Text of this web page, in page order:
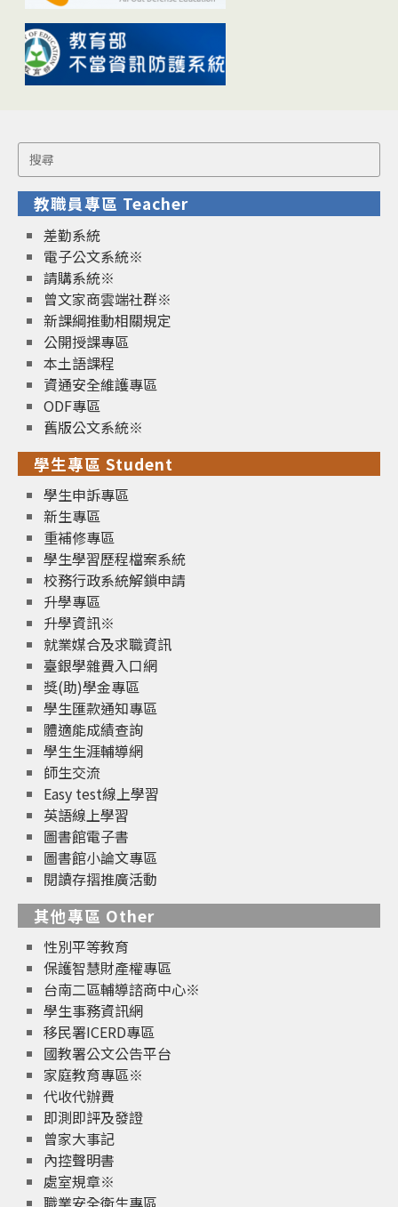
Search
for:
教職員專區 Teacher
差勤系統
電子公文系統※
請購系統※
曾文家商雲端社群※
新課綱推動相關規定
公開授課專區
本土語課程
資通安全維護專區
ODF專區
舊版公文系統※
學生專區 Student
學生申訴專區
新生專區
重補修專區
學生學習歷程檔案系統
校務行政系統解鎖申請
升學專區
升學資訊※
就業媒合及求職資訊
臺銀學雜費入口網
獎(助)學金專區
學生匯款通知專區
體適能成績查詢
學生生涯輔導網
師生交流
Easy test線上學習
英語線上學習
圖書館電子書
圖書館小論文專區
閱讀存摺推廣活動
其他專區 Other
性別平等教育
保護智慧財產權專區
台南二區輔導諮商中心※
學生事務資訊網
移民署ICERD專區
國教署公文公告平台
家庭教育專區※
代收代辦費
即測即評及發證
曾家大事記
內控聲明書
處室規章※
職業安全衛生專區